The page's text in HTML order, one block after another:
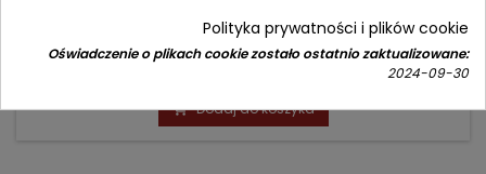
(0)
 Dodaj do koszyka
Polityka prywatności i plików cookie
Oświadczenie o plikach cookie zostało ostatnio zaktualizowane:
2024-09-30